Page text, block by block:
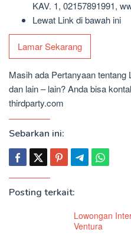
KAV. 1, 02157891991,
Lewat Link di bawah ini
Lamar Sekarang
Masih ada Pertanyaan
dan lain – lain? Anda bisa
thirdparty.com
Sebarkan ini:
Posting terkait:
Lowongan
Ventura